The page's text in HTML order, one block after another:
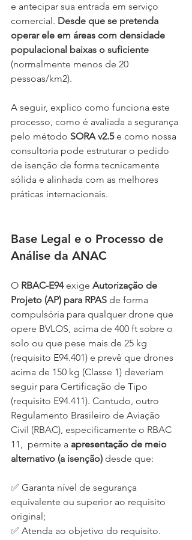
e antecipar sua entrada em serviço
comercial. Desde que se pretenda
operar ele em áreas com densidade
populacional baixas o suficiente
(normalmente menos de 20
pessoas/km2).
A seguir, explico como funciona este
processo, como é avaliada a segurança
pelo método SORA v2.5 e como nossa
consultoria pode estruturar o pedido
de isenção de forma tecnicamente
sólida e alinhada com as melhores
práticas internacionais.
Base Legal e o Processo de
Análise da ANAC
O RBAC-E94 exige Autorização de
Projeto (AP) para RPAS de forma
compulsória para qualquer drone que
opere BVLOS, acima de 400 ft sobre o
solo ou que pese mais de 25 kg
(requisito E94.401) e prevê que drones
acima de 150 kg (Classe 1) deveriam
seguir para Certificação de Tipo
(requisito E94.411). Contudo, outro
Regulamento Brasileiro de Aviação
Civil (RBAC), especificamente o RBAC
11,  permite a apresentação de meio
alternativo (a isenção) desde que:
✅ Garanta nível de segurança
equivalente ou superior ao requisito
original;
✅ Atenda ao objetivo do requisito.